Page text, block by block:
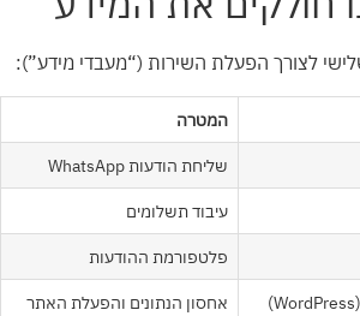
לצורך הפעלת השירות (“מעבדי מידע”):
המטרה
שליחת הודעות WhatsApp
עיבוד תשלומים
פלטפורמת ההודעות
אחסון הנתונים והפעלת האתר